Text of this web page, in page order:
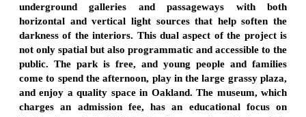
underground galleries and passageways with both
horizontal and vertical light sources that help soften the
darkness of the interiors. This dual aspect of the project is
not only spatial but also programmatic and accessible to the
public. The park is free, and young people and families
come to spend the afternoon, play in the large grassy plaza,
and enjoy a quality space in Oakland. The museum, which
charges an admission fee, has an educational focus on